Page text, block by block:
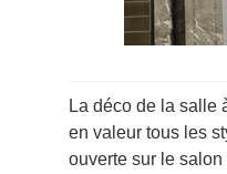
La déco de la salle
en valeur tous les
ouverte sur le